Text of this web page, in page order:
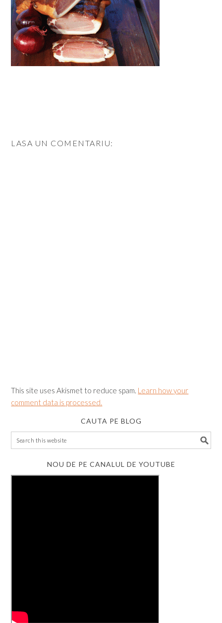
LASA UN COMENTARIU:
This site uses Akismet to reduce spam. Learn how your
comment data is processed.
CAUTA PE BLOG
NOU DE PE CANALUL DE YOUTUBE